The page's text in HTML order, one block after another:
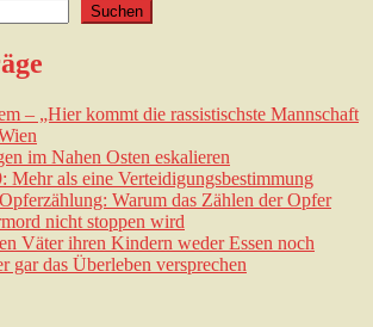
Suchen
– „Hier kommt die rassistischste Mannschaft
im Nahen Osten eskalieren
Mehr als eine Verteidigungsbestimmung
Warum das Zählen der Opfer
nicht stoppen wird
Väter ihren Kindern weder Essen noch
gar das Überleben versprechen